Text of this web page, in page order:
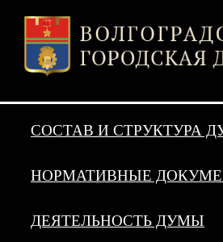
СОСТАВ И СТРУКТУРА
НОРМАТИВНЫЕ
ДЕЯТЕЛЬНОСТЬ ДУМЫ